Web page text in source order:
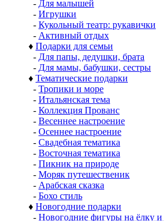
- Для малышей
- Игрушки
- Кукольный театр: рукавички
- Активный отдых
♦ Подарки для семьи
- Для папы, дедушки, брата
- Для мамы, бабушки, сестры
♦ Тематические подарки
- Тропики и море
- Итальянская тема
- Коллекция Прованс
- Весеннее настроение
- Осеннее настроение
- Свадебная тематика
- Восточная тематика
- Пикник на природе
- Моряк путешественик
- Арабская сказка
- Бохо стиль
♦ Новогодние подарки
- Новогодние фигуры на ёлку и